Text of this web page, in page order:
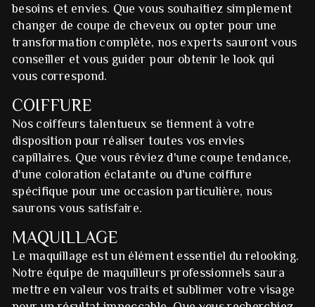
besoins et envies. Que vous souhaitiez simplement
changer de coupe de cheveux ou opter pour une
transformation complète, nos experts sauront vous
conseiller et vous guider pour obtenir le look qui
vous correspond.
COIFFURE
Nos coiffeurs talentueux se tiennent à votre
disposition pour réaliser toutes vos envies
capillaires. Que vous rêviez d'une coupe tendance,
d'une coloration éclatante ou d'une coiffure
spécifique pour une occasion particulière, nous
saurons vous satisfaire.
MAQUILLAGE
Le maquillage est un élément essentiel du relooking.
Notre équipe de maquilleurs professionnels saura
mettre en valeur vos traits et sublimer votre visage